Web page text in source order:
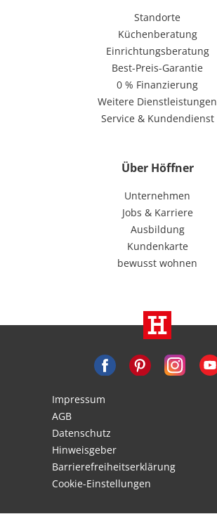
Standorte
Küchenberatung
Einrichtungsberatung
Best-Preis-Garantie
0 % Finanzierung
Weitere Dienstleistungen
Service & Kundendienst
Über Höffner
Unternehmen
Jobs & Karriere
Ausbildung
Kundenkarte
bewusst wohnen
Impressum
AGB
Datenschutz
Hinweisgeber
Barrierefreiheitserklärung
Cookie-Einstellungen